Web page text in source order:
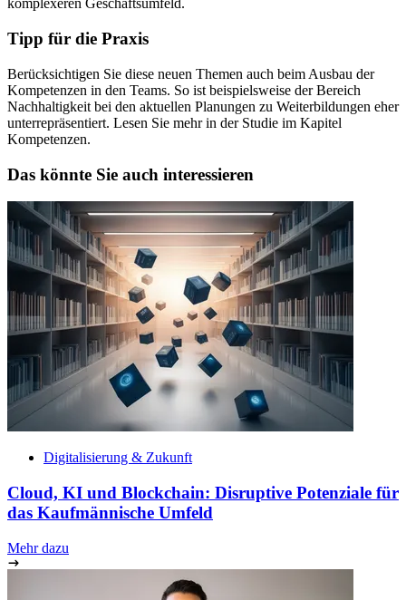
komplexeren Geschäftsumfeld.
Tipp für die Praxis
Berücksichtigen Sie diese neuen Themen auch beim Ausbau der
Kompetenzen in den Teams. So ist beispielsweise der Bereich
Nachhaltigkeit bei den aktuellen Planungen zu Weiterbildungen eher
unterrepräsentiert. Lesen Sie mehr in der Studie im Kapitel
Kompetenzen.
Das könnte Sie auch interessieren
Digitalisierung & Zukunft
Cloud, KI und Blockchain: Disruptive Potenziale für
das Kaufmännische Umfeld
Mehr dazu